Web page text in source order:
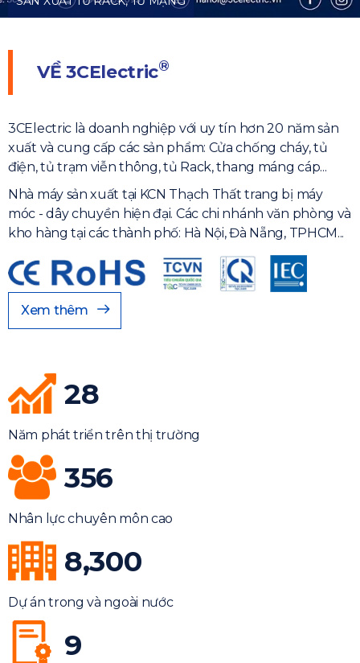
VỀ3CElectric®
3CElectric là doanh nghiệp với uy tín hơn 20 năm sản
xuất và cung cấp các sản phẩm: Cửa chống cháy, tủ
điện, tủ trạm viễn thông, tủ Rack, thang máng cáp...
Nhà máy sản xuất tại KCN Thạch Thất trang bị máy
móc - dây chuyền hiện đại. Các chi nhánh văn phòng và
kho hàng tại các thành phố: Hà Nội, Đà Nẵng, TPHCM...
Xem thêm
28
Năm phát triển trên thị trường
356
Nhân lực chuyên môn cao
8,300
Dự án trong và ngoài nước
9